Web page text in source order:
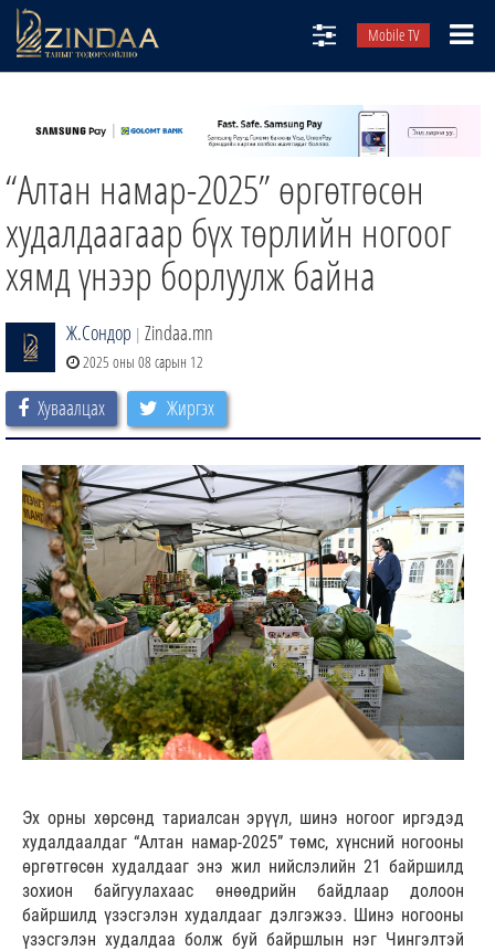
Mobile TV
ТВ8
ӨГЛӨӨНИЙ СОНИН
ЗИНДАА СЭТГҮҮЛ
“Алтан намар-2025” өргөтгөсөн
худалдаагаар бүх төрлийн ногоог
хямд үнээр борлуулж байна
Ж.Сондор | Zindaa.mn
2025 оны 08 сарын 12
Хуваалцах Жиргэх
Эх орны хөрсөнд тариалсан эрүүл, шинэ ногоог иргэдэд
худалдаалдаг “Алтан намар-2025” төмс, хүнсний ногооны
өргөтгөсөн худалдааг энэ жил нийслэлийн 21 байршилд
зохион байгуулахаас өнөөдрийн байдлаар долоон
байршилд үзэсгэлэн худалдааг дэлгэжээ. Шинэ ногооны
үзэсгэлэн худалдаа болж буй байршлын нэг Чингэлтэй